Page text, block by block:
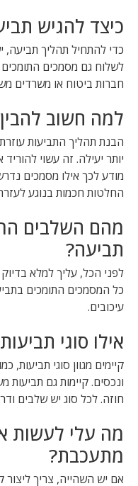
כיצד להגיש
כדי להתחיל תהליך
לשלוח גם מסמכים
חברות ביטוח או משרדים
למה חשוב
הבנת תהליך התביעות
יותר יעילה. זה עשוי
מודע לכך אילו מסמכים
החלטות חכמות בנוגע
מהם השלבים
תביעה?
לפני הכל, עליך למלא
כל המסמכים התומכים
עיכובים.
אילו סוגי
קיימים מגוון סוגי תביעות,
ונכסים. קיימות גם תביעות
חוזה. לכל סוג יש שלבים
מה עלי לעשות
מתעכבת?
אם יש השהייה, צריך